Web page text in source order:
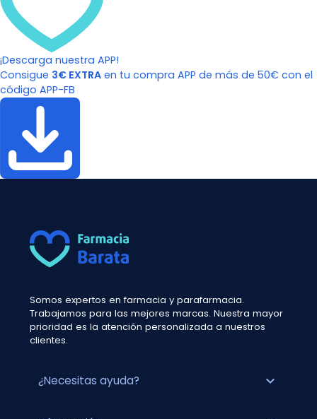
¡Descarga nuestra APP!
Consigue 3€ EXTRA en tu compra APP de más de 50€ con el
código APP-FB
Somos expertos en farmacia y parafarmacia.
Trabajamos para las mejores marcas. Nuestra mayor
prioridad es la atención personalizada a nuestros
clientes.
¿Necesitas ayuda? expand_more